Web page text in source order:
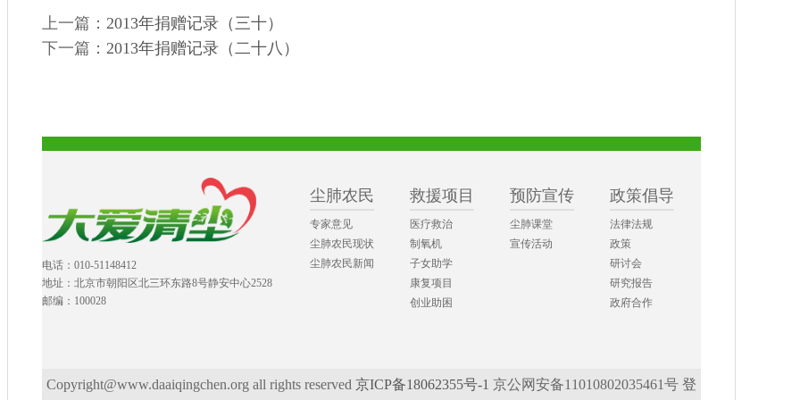
上一篇： 2013年捐赠记录（三十）
下一篇： 2013年捐赠记录（二十八）
电话：010-51148412
地址：北京市朝阳区北三环东路8号静安中心2528
邮编：100028
尘肺农民
专家意见
尘肺农民现状
尘肺农民新闻
救援项目
医疗救治
制氧机
子女助学
康复项目
创业助困
预防宣传
尘肺课堂
宣传活动
政策倡导
法律法规
政策
研讨会
研究报告
政府合作
Copyright@www.daaiqingchen.org all rights reserved 京ICP备18062355号-1 京公网安备11010802035461号 登